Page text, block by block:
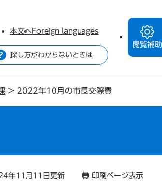
閲覧補助
本文へForeign languages
探し方がわからないときは
> 2022年10月の市長交際費
年11月11日更新 印刷ページ表示